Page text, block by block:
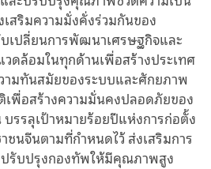
สริมความมั่งคั่งร่วมกันของ
เปลี่ยนการพัฒนาเศรษฐกิจและ
ดล้อมในทุกด้านเพื่อสร้างประเทศ
ามทันสมัยของระบบและศักยภาพ
พื่อสร้างความมั่นคงปลอดภัยของ
รรลุเป้าหมายร้อยปีแห่งการก่อตั้ง
นจีนตามที่กำหนดไว้ ส่งเสริมการ
รับปรุงกองทัพให้มีคุณภาพสูง